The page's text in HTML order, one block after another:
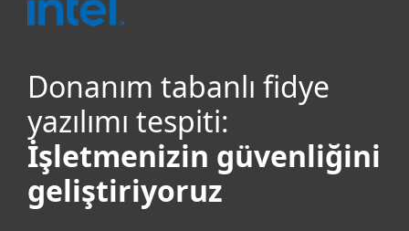
Donanım tabanlı fidye
yazılımı tespiti:
İşletmenizin güvenliğini
geliştiriyoruz